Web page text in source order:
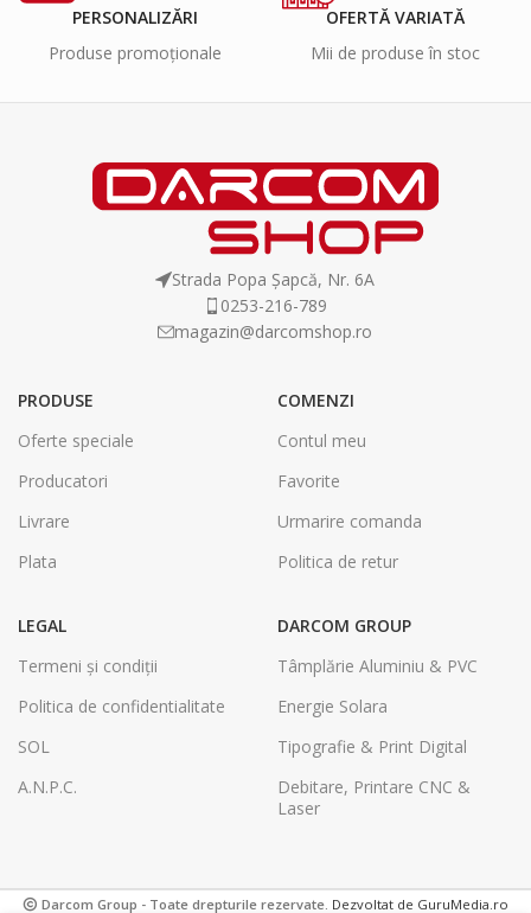
PERSONALIZĂRI
Produse promoționale
OFERTĂ VARIATĂ
Mii de produse în stoc
Strada Popa Șapcă, Nr. 6A
0253-216-789
magazin@darcomshop.ro
PRODUSE
Oferte speciale
Producatori
Livrare
Plata
COMENZI
Contul meu
Favorite
Urmarire comanda
Politica de retur
LEGAL
Termeni și condiții
Politica de confidentialitate
SOL
A.N.P.C.
DARCOM GROUP
Tâmplărie Aluminiu & PVC
Energie Solara
Tipografie & Print Digital
Debitare, Printare CNC &
Laser
Darcom Group - Toate drepturile rezervate. Dezvoltat de GuruMedia.ro